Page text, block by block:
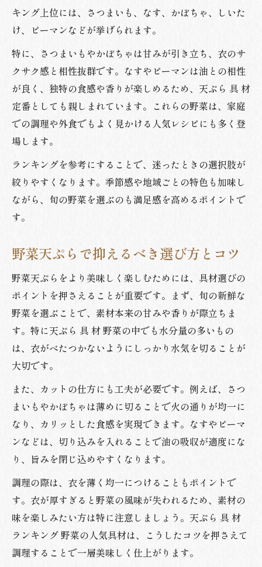
キング上位には、さつまいも、なす、かぼちゃ、しいた
け、ピーマンなどが挙げられます。
特に、さつまいもやかぼちゃは甘みが引き立ち、衣のサ
クサク感と相性抜群です。なすやピーマンは油との相性
が良く、独特の食感や香りが楽しめるため、天ぷら 具 材
定番としても親しまれています。これらの野菜は、家庭
での調理や外食でもよく見かける人気レシピにも多く登
場します。
ランキングを参考にすることで、迷ったときの選択肢が
絞りやすくなります。季節感や地域ごとの特色も加味し
ながら、旬の野菜を選ぶのも満足感を高めるポイントで
す。
野菜天ぷらで抑えるべき選び方とコツ
野菜天ぷらをより美味しく楽しむためには、具材選びの
ポイントを押さえることが重要です。まず、旬の新鮮な
野菜を選ぶことで、素材本来の甘みや香りが際立ちま
す。特に天ぷら 具 材 野菜の中でも水分量の多いもの
は、衣がべたつかないようにしっかり水気を切ることが
大切です。
また、カットの仕方にも工夫が必要です。例えば、さつ
まいもやかぼちゃは薄めに切ることで火の通りが均一に
なり、カリッとした食感を実現できます。なすやピーマ
ンなどは、切り込みを入れることで油の吸収が適度にな
り、旨みを閉じ込めやすくなります。
調理の際は、衣を薄く均一につけることもポイントで
す。衣が厚すぎると野菜の風味が失われるため、素材の
味を楽しみたい方は特に注意しましょう。天ぷら 具 材
ランキング 野菜の人気具材は、こうしたコツを押さえて
調理することで一層美味しく仕上がります。